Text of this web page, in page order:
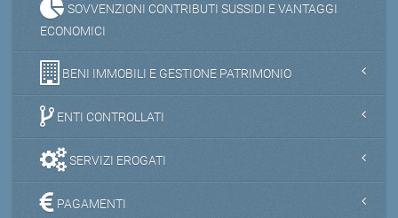
SOVVENZIONI CONTRIBUTI SUSSIDI E VANTAGGI
ECONOMICI
BENI IMMOBILI E GESTIONE PATRIMONIO
ENTI CONTROLLATI
SERVIZI EROGATI
PAGAMENTI